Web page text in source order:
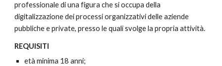
professionale di una figura che si occupa della
digitalizzazione dei processi organizzativi delle aziende
pubbliche e private, presso le quali svolge la propria attività.
REQUISITI
età minima 18 anni;